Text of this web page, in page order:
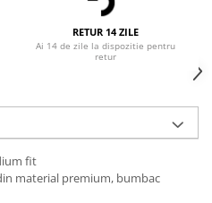
RETUR 14 ZILE
Ai 14 de zile la dispozitie pentru
retur
fit
material premium, bumbac